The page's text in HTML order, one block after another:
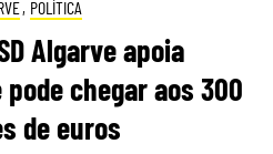
, POLÍTICA
Algarve apoia
chegar aos 300
de euros